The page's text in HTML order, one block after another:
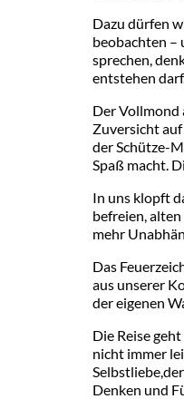
Dazu dürfen
beobachten –
sprechen,
entstehen darf.
Der Vollmond
Zuversicht
der Schütze-
Spaß macht.
In uns klopft
befreien,
mehr
Das
aus unserer
der eigenen
Die Reise
nicht immer
Denken und